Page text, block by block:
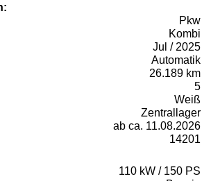
Pkw
Kombi
Jul / 2025
Automatik
26.189 km
5
Weiß
Zentrallager
ab ca. 11.08.2026
14201
110 kW / 150 PS